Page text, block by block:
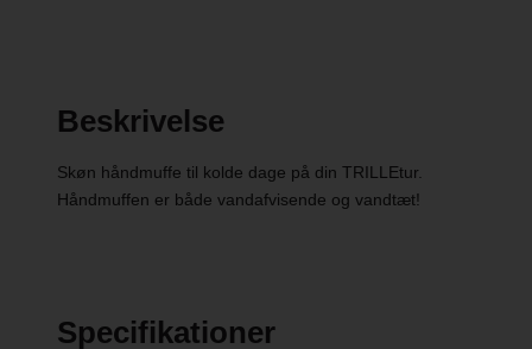
Beskrivelse
Skøn håndmuffe til kolde dage på din TRILLEtur.
Håndmuffen er både vandafvisende og vandtæt!
Specifikationer